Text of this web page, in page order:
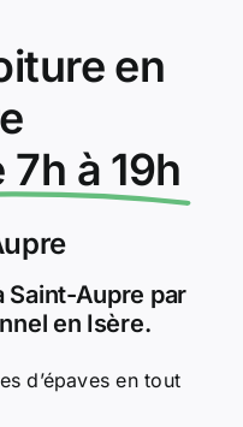
en
à 19h
Saint-Aupre par
en Isère.
d’épaves en tout